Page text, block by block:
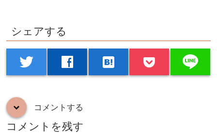
シェアする
twitter facebook hatenabookmark line
down コメントする
コメントを残す